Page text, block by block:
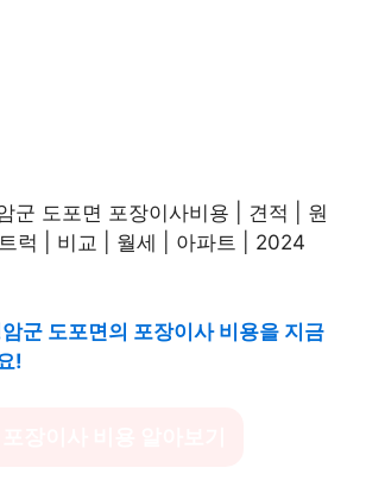
군 도포면의 포장이사 비용을 지금
!